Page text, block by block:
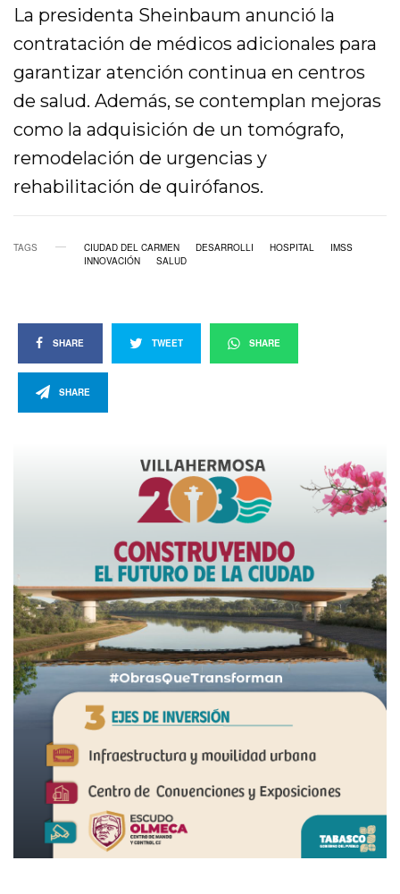
La presidenta Sheinbaum anunció la
contratación de médicos adicionales para
garantizar atención continua en centros
de salud. Además, se contemplan mejoras
como la adquisición de un tomógrafo,
remodelación de urgencias y
rehabilitación de quirófanos.
TAGS CIUDAD DEL CARMEN DESARROLLI HOSPITAL
IMSS
INNOVACIÓN
SALUD
SHARE TWEET SHARE
SHARE